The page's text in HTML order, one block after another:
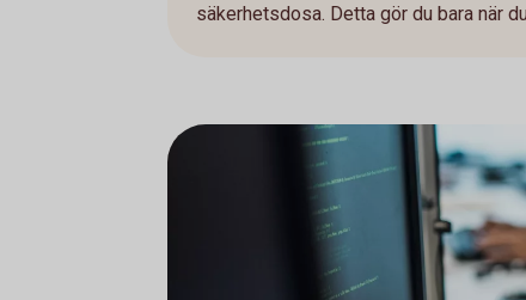
säkerhetsdosa. Detta gör du bara när